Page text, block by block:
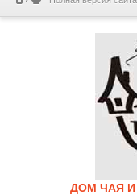
ДОМ ЧАЯ И